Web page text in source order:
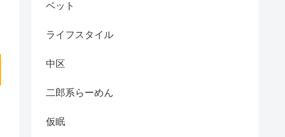
ベット
ライフスタイル
中区
二郎系らーめん
仮眠